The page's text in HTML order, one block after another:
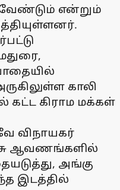
என்றும்
காலி
கிராம மக்கள்
விநாயகர்
ஆவணங்களில்
அங்கு
இடத்தில்